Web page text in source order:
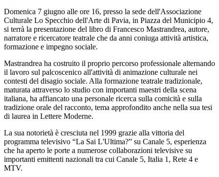
Domenica 7 giugno alle ore 16, presso la sede dell'Associazione
Culturale Lo Specchio dell'Arte di Pavia, in Piazza del Municipio 4,
si terrà la presentazione del libro di Francesco Mastrandrea, autore,
narratore e ricercatore teatrale che da anni coniuga attività artistica,
formazione e impegno sociale.
Mastrandrea ha costruito il proprio percorso professionale alternando
il lavoro sul palcoscenico all'attività di animazione culturale nei
contesti del disagio sociale. Alla formazione teatrale tradizionale,
maturata attraverso lo studio con importanti maestri della scena
italiana, ha affiancato una personale ricerca sulla comicità e sulla
tradizione orale del racconto, tema approfondito anche nella sua tesi
di laurea in Lettere Moderne.
La sua notorietà è cresciuta nel 1999 grazie alla vittoria del
programma televisivo “La Sai L'Ultima?” su Canale 5, esperienza
che ha aperto le porte a numerose collaborazioni televisive su
importanti emittenti nazionali tra cui Canale 5, Italia 1, Rete 4 e
MTV.